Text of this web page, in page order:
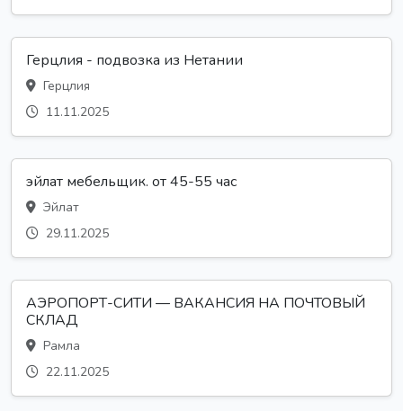
Герцлия - подвозка из Нетании
Герцлия
11.11.2025
эйлат мебельщик. от 45-55 час
Эйлат
29.11.2025
АЭРОПОРТ-СИТИ — ВАКАНСИЯ НА ПОЧТОВЫЙ
СКЛАД
Рамла
22.11.2025